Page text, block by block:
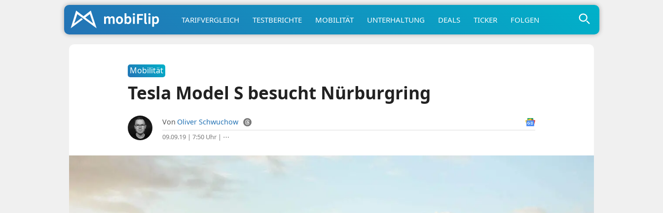
TARIFVERGLEICH TESTBERICHTE MOBILITÄT UNTERHALTUNG DEALS TICKER FOLGEN
Mobilität
Tesla Model S besucht Nürburgring
Von Oliver Schwuchow
09.09.19 | 7:50 Uhr| ⋯